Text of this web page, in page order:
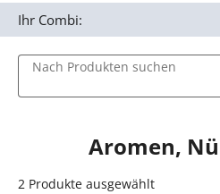
Nach Produkten suchen
Ihr Combi:
Aromen,
2 Produkte ausgewählt